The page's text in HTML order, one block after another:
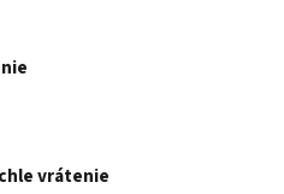
vrátenie